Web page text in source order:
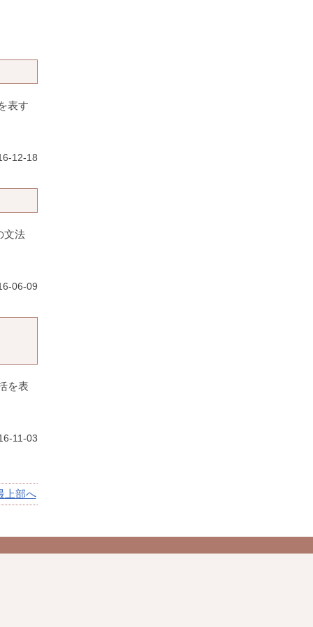
表す
12-18
文法
06-09
を表
11-03
上部へ